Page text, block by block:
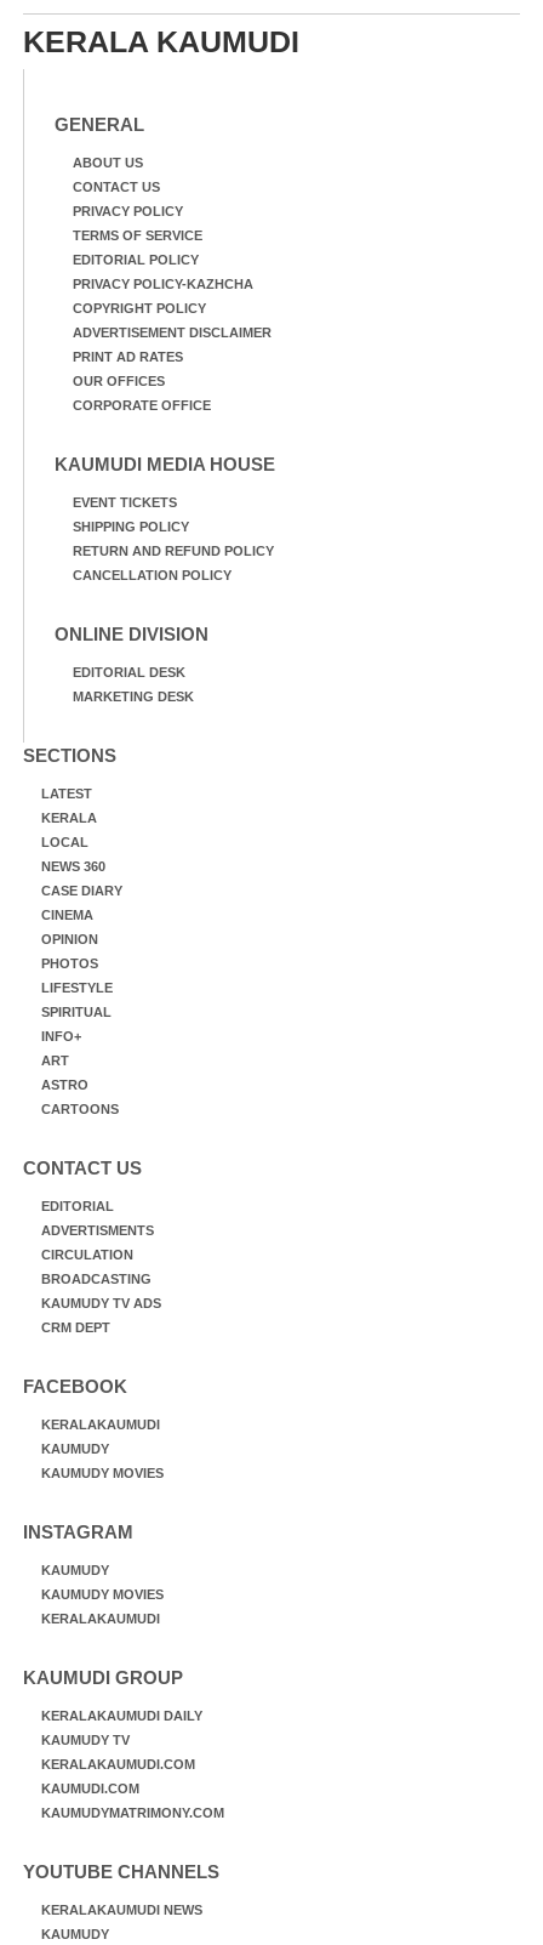
KERALA KAUMUDI
GENERAL
ABOUT US
CONTACT US
PRIVACY POLICY
TERMS OF SERVICE
EDITORIAL POLICY
PRIVACY POLICY-KAZHCHA
COPYRIGHT POLICY
ADVERTISEMENT DISCLAIMER
PRINT AD RATES
OUR OFFICES
CORPORATE OFFICE
KAUMUDI MEDIA HOUSE
EVENT TICKETS
SHIPPING POLICY
RETURN AND REFUND POLICY
CANCELLATION POLICY
ONLINE DIVISION
EDITORIAL DESK
MARKETING DESK
SECTIONS
LATEST
KERALA
LOCAL
NEWS 360
CASE DIARY
CINEMA
OPINION
PHOTOS
LIFESTYLE
SPIRITUAL
INFO+
ART
ASTRO
CARTOONS
CONTACT US
EDITORIAL
ADVERTISMENTS
CIRCULATION
BROADCASTING
KAUMUDY TV ADS
CRM DEPT
FACEBOOK
KERALAKAUMUDI
KAUMUDY
KAUMUDY MOVIES
INSTAGRAM
KAUMUDY
KAUMUDY MOVIES
KERALAKAUMUDI
KAUMUDI GROUP
KERALAKAUMUDI DAILY
KAUMUDY TV
KERALAKAUMUDI.COM
KAUMUDI.COM
KAUMUDYMATRIMONY.COM
YOUTUBE CHANNELS
KERALAKAUMUDI NEWS
KAUMUDY